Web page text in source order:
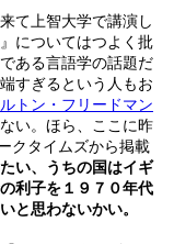
て上智大学で講演し
』についてはつよく批
ある言語学の話題だ
すぎるという人もお
ルトン・フリードマン
い。ほら、ここに昨
クタイムズから掲載
い、うちの国はイギ
利子を１９７０年代
と思わないかい。